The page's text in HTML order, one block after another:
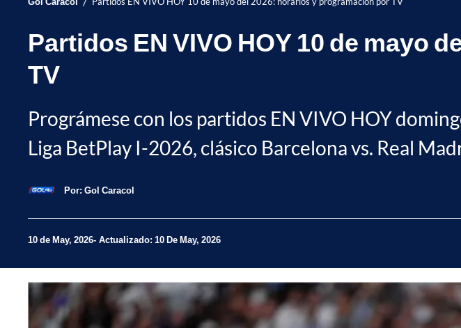
Partidos EN VIVO HOY 10 de mayo
TV
Prográmese con los partidos EN VIVO HOY
Liga BetPlay I-2026, clásico Barcelona vs. Real
Por: Gol Caracol
10 de May, 2026 Actualizado: 10 De May, 2026